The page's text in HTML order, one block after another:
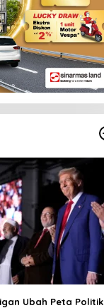
Ubah Peta Politik